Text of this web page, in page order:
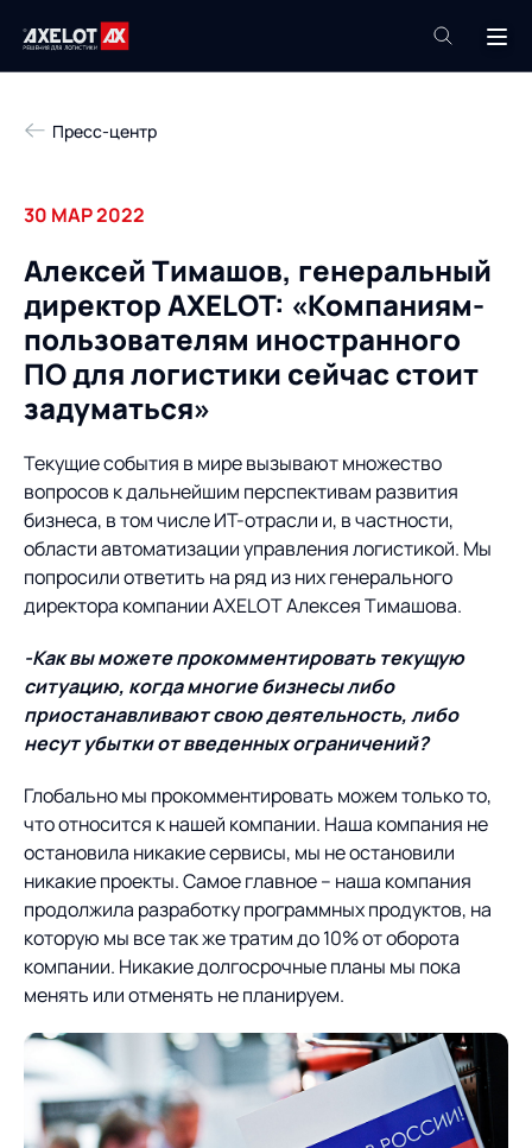
Техподдержка
Компания
Продукты
Роботизация
Академия
База знаний
Услуги
Пресс-центр
Проекты
О компании
О компании
Карьера
Партнеры
Продукты
Управление цепями
поставок
Управление складами
Управление перевозками
и транспортным парком
Интегрированное
планирование
Управление
контейнерным
терминалом
Оптимизация в цепях
поставок
Управление двором
консалтинг
Роботизация
Оборудование для склада
AXELOT AI
Услуги
Логистический
консалтинг
Автоматизация
процессов
Техническое оснащение
Постпроектное
сопровождение
Нетворкинг и обмен
опытом вместе с AXELOT
Облачные сервисы
Формирование центров
компетенций
Пресс-центр
Новости
Мероприятия
СМИ о нас
Архив мероприятий
Проекты
Проекты
Контакты
Контакты
Академия
Предложение для
учебных заведений
База знаний
База знаний
Пресс-центр
30 МАР 2022
Алексей Тимашов, генеральный
директор AXELOT: «Компаниям-
пользователям иностранного
ПО для логистики сейчас стоит
задуматься»
Текущие события в мире вызывают множество
вопросов к дальнейшим перспективам развития
бизнеса, в том числе ИТ-отрасли и, в частности,
области автоматизации управления логистикой. Мы
попросили ответить на ряд из них генерального
директора компании AXELOT Алексея Тимашова.
-Как вы можете прокомментировать текущую
ситуацию, когда многие бизнесы либо
приостанавливают свою деятельность, либо
несут убытки от введенных ограничений?
Глобально мы прокомментировать можем только то,
что относится к нашей компании. Наша компания не
остановила никакие сервисы, мы не остановили
никакие проекты. Самое главное – наша компания
продолжила разработку программных продуктов, на
которую мы все так же тратим до 10% от оборота
компании. Никакие долгосрочные планы мы пока
менять или отменять не планируем.